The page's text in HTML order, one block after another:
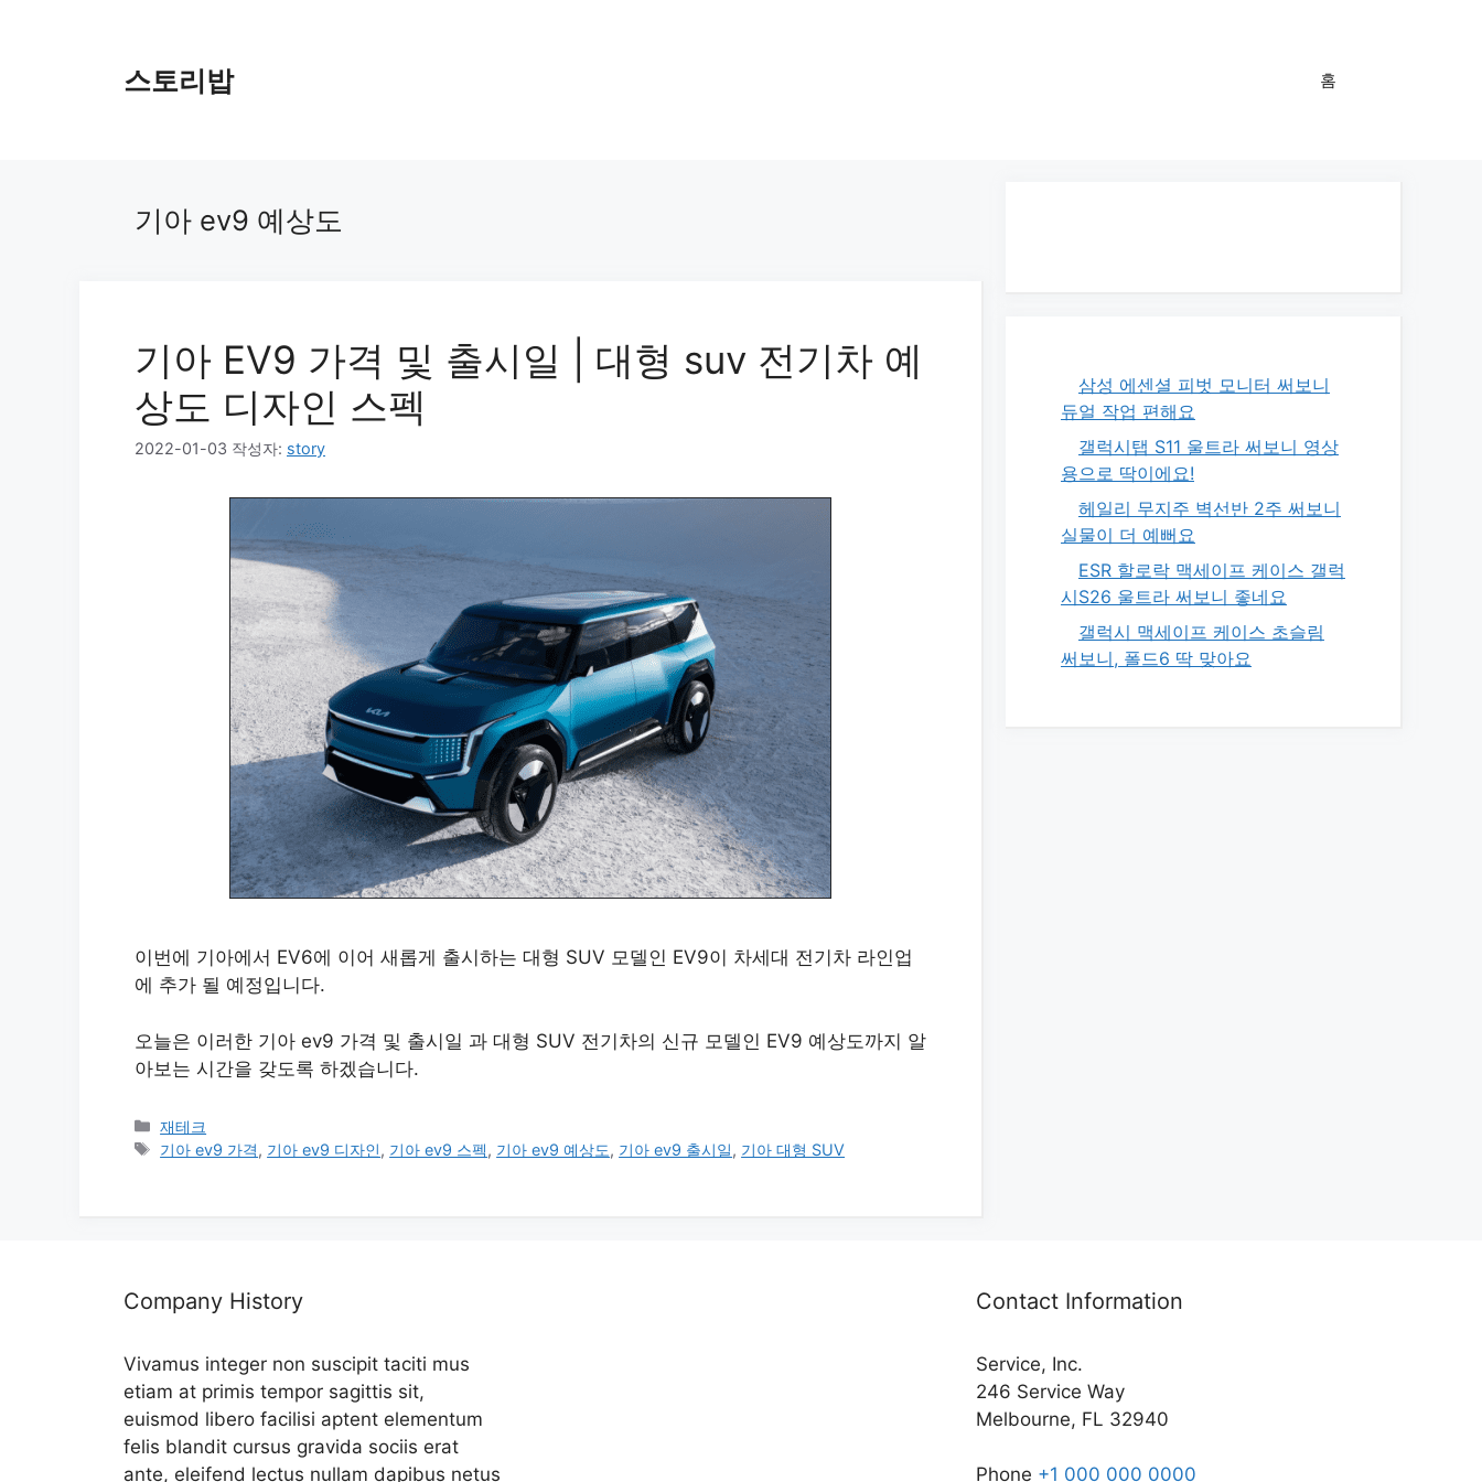
스토리밥 홈
기아 ev9 예상도
기아 EV9 가격 및 출시일 | 대형 suv 전기차 예
상도 디자인 스펙
2022-01-03 작성자: story
이번에 기아에서 EV6에 이어 새롭게 출시하는 대형 SUV 모델인 EV9이 차세대 전기차 라인업
에 추가 될 예정입니다.
오늘은 이러한 기아 ev9 가격 및 출시일 과 대형 SUV 전기차의 신규 모델인 EV9 예상도까지 알
아보는 시간을 갖도록 하겠습니다.
카
테
재테크
태
기아 ev9 가격, 기아 ev9 디자인, 기아 ev9 스펙, 기아 ev9 예상도, 기아 ev9 출시일, 기아 대형 SUV
삼성 에센셜 피벗 모니터 써보니
듀얼 작업 편해요
갤럭시탭 S11 울트라 써보니 영상
용으로 딱이에요!
헤일리 무지주 벽선반 2주 써보니
실물이 더 예뻐요
ESR 할로락 맥세이프 케이스 갤럭
시S26 울트라 써보니 좋네요
갤럭시 맥세이프 케이스 초슬림
써보니, 폴드6 딱 맞아요
Company History
Vivamus integer non suscipit taciti mus
etiam at primis tempor sagittis sit,
euismod libero facilisi aptent elementum
felis blandit cursus gravida sociis erat
ante, eleifend lectus nullam dapibus netus
Contact Information
Service, Inc.
246 Service Way
Melbourne, FL 32940
Phone +1 000 000 0000